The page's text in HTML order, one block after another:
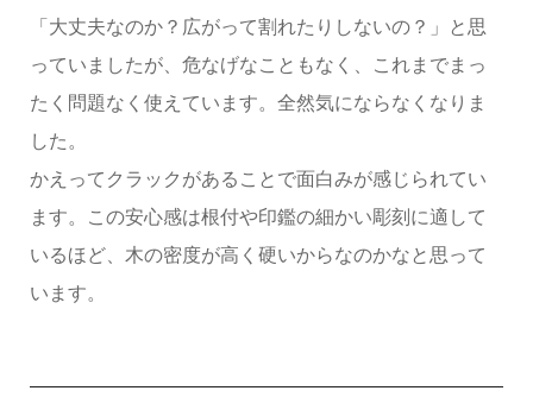
「大丈夫なのか？広がって割れたりしないの？」と思
っていましたが、危なげなこともなく、これまでまっ
たく問題なく使えています。全然気にならなくなりま
した。
かえってクラックがあることで面白みが感じられてい
ます。この安心感は根付や印鑑の細かい彫刻に適して
いるほど、木の密度が高く硬いからなのかなと思って
います。